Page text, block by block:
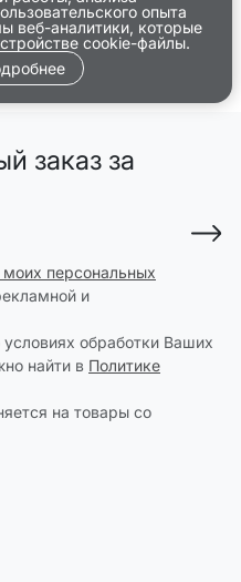
опыта
веб-аналитики, которые
cookie-файлы.
заказ за
моих персональных
и
обработки Ваших
найти в Политике
на товары со